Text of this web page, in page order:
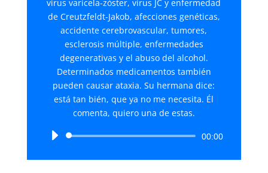
virus varicela-zóster, virus JC y enfermedad
de Creutzfeldt-Jakob, afecciones genéticas,
accidente cerebrovascular, tumores,
esclerosis múltiple, enfermedades
degenerativas y el abuso del alcohol.
Determinados medicamentos también
pueden causar ataxia. Su hermana dice:
está tan bién, que ya no me necesita. Él
comenta, quiero una de estas.
Reproductor
audio
00:00